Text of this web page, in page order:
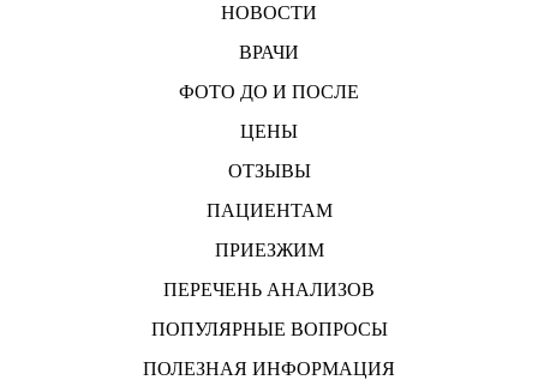
НОВОСТИ
ВРАЧИ
ФОТО ДО И ПОСЛЕ
ЦЕНЫ
ОТЗЫВЫ
ПАЦИЕНТАМ
ПРИЕЗЖИМ
ПЕРЕЧЕНЬ АНАЛИЗОВ
ПОПУЛЯРНЫЕ ВОПРОСЫ
ПОЛЕЗНАЯ ИНФОРМАЦИЯ